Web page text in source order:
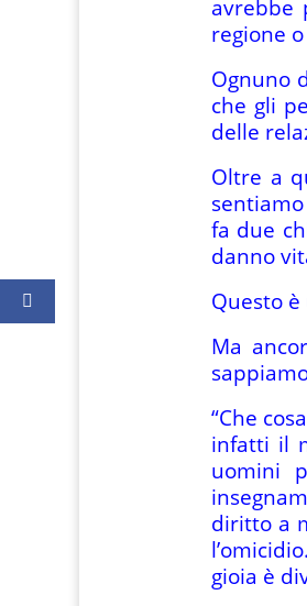
avrebbe
regione
Ognuno
che gli
delle
Oltre a
fa due
danno
Questo
Ma
“Che
infatti il
uomini
diritto a
gioia è